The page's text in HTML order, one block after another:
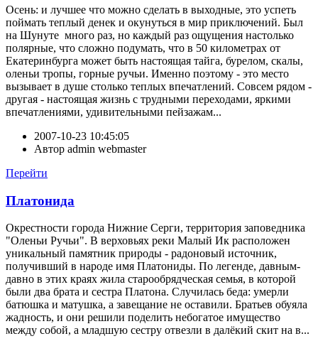
Осень: и лучшее что можно сделать в выходные, это успеть
поймать теплый денек и окунуться в мир приключений. Был
на Шунуте много раз, но каждый раз ощущения настолько
полярные, что сложно подумать, что в 50 километрах от
Екатеринбурга может быть настоящая тайга, бурелом, скалы,
оленьи тропы, горные ручьи. Именно поэтому - это место
вызывает в душе столько теплых впечатлений. Совсем рядом -
другая - настоящая жизнь с трудными переходами, яркими
впечатлениями, удивительными пейзажам...
2007-10-23 10:45:05
Автор admin webmaster
Перейти
Платонида
Окрестности города Нижние Серги, территория заповедника
"Оленьи Ручьи". В верховьях реки Малый Ик расположен
уникальный памятник природы - радоновый источник,
получивший в народе имя Платониды. По легенде, давным-
давно в этих краях жила старообрядческая семья, в которой
были два брата и сестра Платона. Случилась беда: умерли
батюшка и матушка, а завещание не оставили. Братьев обуяла
жадность, и они решили поделить небогатое имущество
между собой, а младшую сестру отвезли в далёкий скит на в...